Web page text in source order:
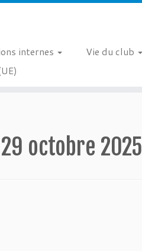
internes Vie du club
29 octobre 2025